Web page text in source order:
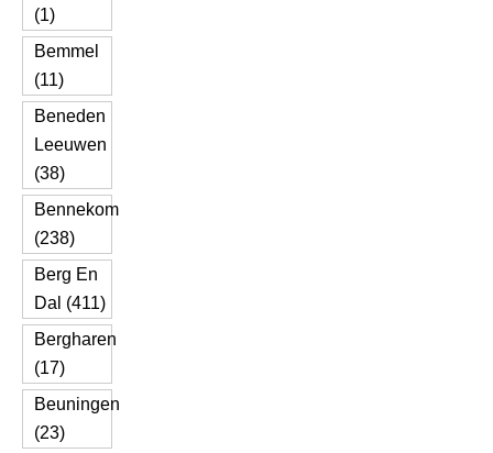
(1)
Bemmel
(11)
Beneden
Leeuwen
(38)
Bennekom
(238)
Berg En
Dal (411)
Bergharen
(17)
Beuningen
(23)